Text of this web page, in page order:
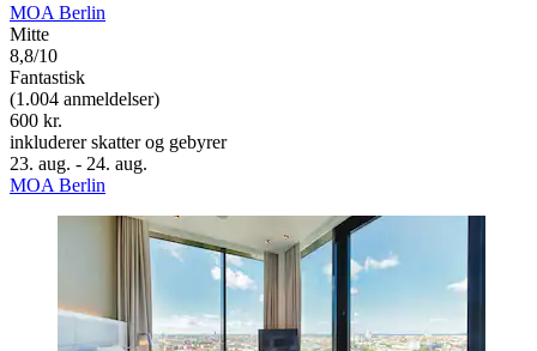
MOA Berlin
Mitte
8,8/10
Fantastisk
(1.004 anmeldelser)
600 kr.
inkluderer skatter og gebyrer
23. aug. - 24. aug.
MOA Berlin